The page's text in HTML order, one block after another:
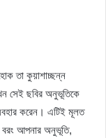
তা কুয়াশাচ্ছন্ন
সেই ছবির অনুভূতিকে
করেন। এটিই মূলত
আপনার অনুভূতি,